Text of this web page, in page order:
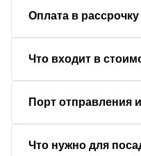
Оплата в рассрочку
Что входит в
Порт отправления
Что нужно для